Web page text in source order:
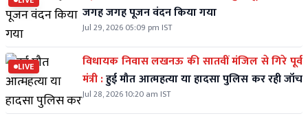
जगह जगह पूजन वंदन किया गया
Jul 29, 2026 05:09 pm IST
LIVE
विधायक निवास लखनऊ की सातवीं मंजिल से गिरे पूर्व
मंत्री :हुई मौत आत्महत्या या हादसा पुलिस कर रही जॉच
Jul 28, 2026 10:20 am IST